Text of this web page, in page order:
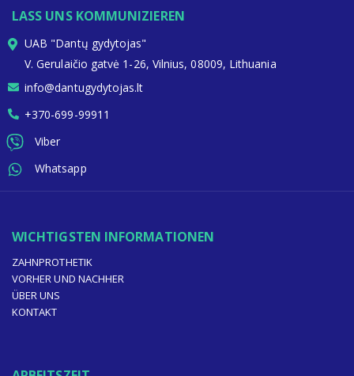
LASS UNS KOMMUNIZIEREN
UAB "Dantų gydytojas"
V. Gerulaičio gatvė 1-26, Vilnius, 08009, Lithuania
info@dantugydytojas.lt
+370-699-99911
Viber
Whatsapp
WICHTIGSTEN INFORMATIONEN
ZAHNPROTHETIK
VORHER UND NACHHER
ÜBER UNS
KONTAKT